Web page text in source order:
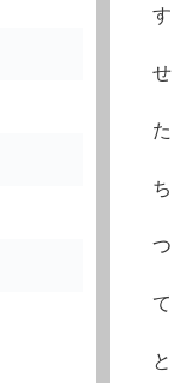
す
せ
た
ち
つ
て
と